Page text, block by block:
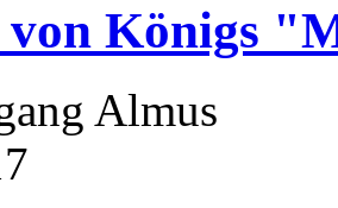
Königs
Almus